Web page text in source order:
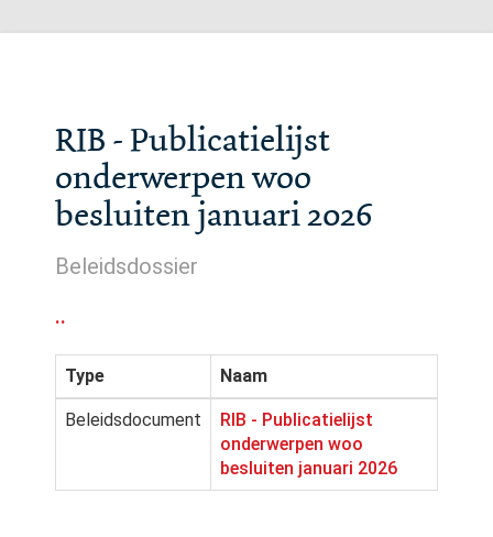
RIB - Publicatielijst
onderwerpen woo
besluiten januari 2026
Beleidsdossier
..
Type Naam
Beleidsdocument
RIB - Publicatielijst
onderwerpen woo
besluiten januari 2026